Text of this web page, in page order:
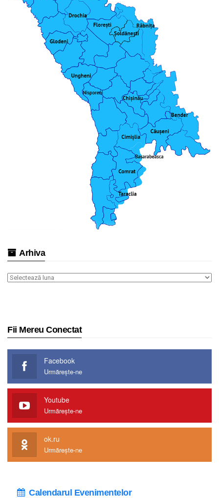
Arhiva
Arhiva
Fii Mereu Conectat
Facebook
Urmărește-ne
Youtube
Urmărește-ne
ok.ru
Urmărește-ne
Calendarul Evenimentelor